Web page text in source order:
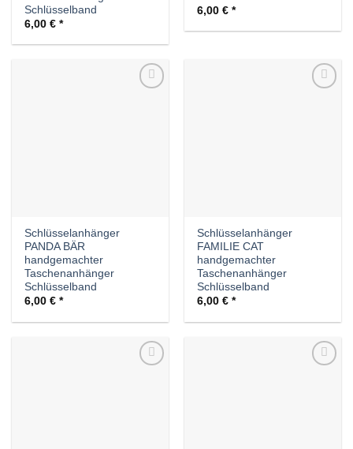
Schlüsselband
6,00€
6,00€
Schlüsselanhänger
PANDA BÄR
handgemachter
Taschenanhänger
Schlüsselband
6,00€
Schlüsselanhänger
FAMILIE CAT
handgemachter
Taschenanhänger
Schlüsselband
6,00€